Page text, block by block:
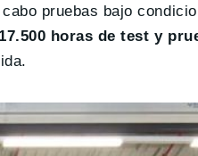
pruebas bajo
horas de test y